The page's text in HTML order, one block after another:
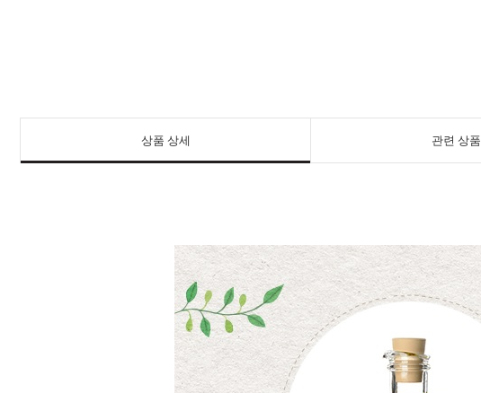
상품 상세 관련 상품